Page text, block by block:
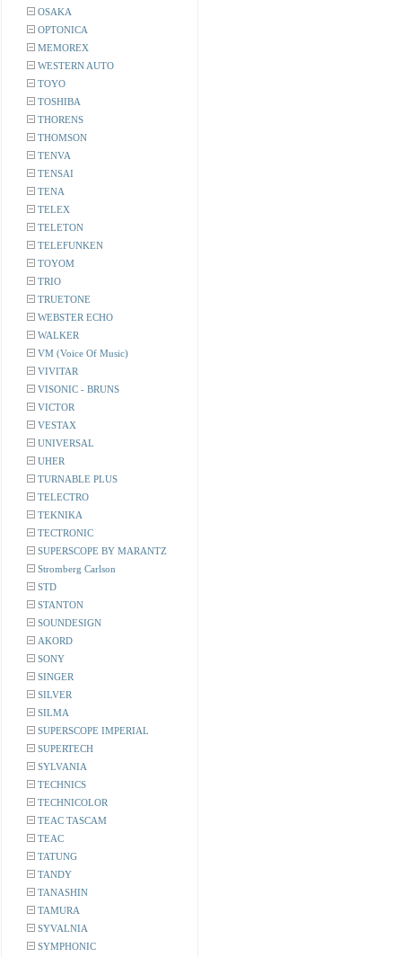
OSAKA
OPTONICA
MEMOREX
WESTERN AUTO
TOYO
TOSHIBA
THORENS
THOMSON
TENVA
TENSAI
TENA
TELEX
TELETON
TELEFUNKEN
TOYOM
TRIO
TRUETONE
WEBSTER ECHO
WALKER
VM (Voice Of Music)
VIVITAR
VISONIC - BRUNS
VICTOR
VESTAX
UNIVERSAL
UHER
TURNABLE PLUS
TELECTRO
TEKNIKA
TECTRONIC
SUPERSCOPE BY MARANTZ
Stromberg Carlson
STD
STANTON
SOUNDESIGN
AKORD
SONY
SINGER
SILVER
SILMA
SUPERSCOPE IMPERIAL
SUPERTECH
SYLVANIA
TECHNICS
TECHNICOLOR
TEAC TASCAM
TEAC
TATUNG
TANDY
TANASHIN
TAMURA
SYVALNIA
SYMPHONIC